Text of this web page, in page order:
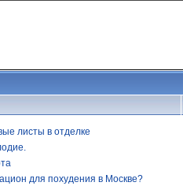
листы в отделке
для похудения в Москве?